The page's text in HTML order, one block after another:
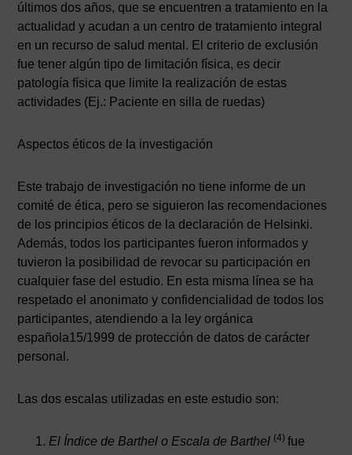
últimos dos años, que se encuentren a tratamiento en la
actualidad y acudan a un centro de tratamiento integral
en un recurso de salud mental. El criterio de exclusión
fue tener algún tipo de limitación física, es decir
patología física que limite la realización de estas
actividades (Ej.: Paciente en silla de ruedas)
Aspectos éticos de la investigación
Este trabajo de investigación no tiene informe de un
comité de ética, pero se siguieron las recomendaciones
de los principios éticos de la declaración de Helsinki.
Además, todos los participantes fueron informados y
tuvieron la posibilidad de revocar su participación en
cualquier fase del estudio. En esta misma línea se ha
respetado el anonimato y confidencialidad de todos los
participantes, atendiendo a la ley orgánica
española15/1999 de protección de datos de carácter
personal.
Las dos escalas utilizadas en este estudio son:
El Índice de Barthel o Escala de Barthel (4)fue